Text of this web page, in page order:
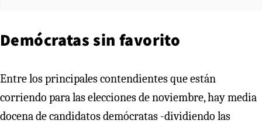
Demócratas sin favorito
Entre los principales contendientes que están
corriendo para las elecciones de noviembre, hay media
docena de candidatos demócratas -dividiendo las